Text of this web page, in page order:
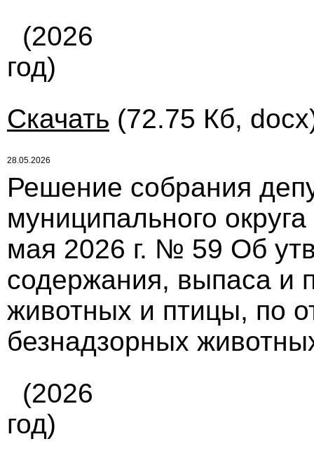
(2026
год)
Скачать (72.75 Кб,
28.05.2026
Решение собрания
муниципального
мая 2026 г. № 59 Об
содержания, выпаса и
животных и птицы, по
безнадзорных
(2026
год)